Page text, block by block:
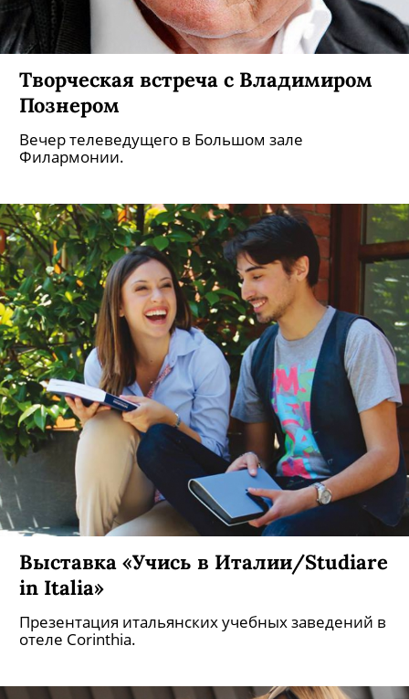
Творческая встреча с Владимиром
Познером
Вечер телеведущего в Большом зале
Филармонии.
Выставка «Учись в Италии/Studiare
in Italia»
Презентация итальянских учебных заведений в
отеле Corinthia.